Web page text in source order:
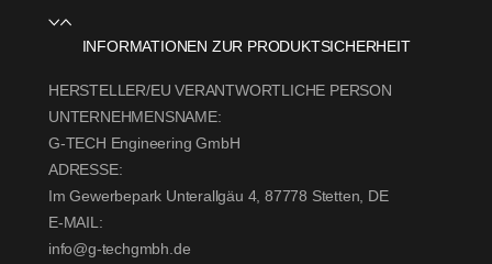
INFORMATIONEN ZUR PRODUKTSICHERHEIT
HERSTELLER/EU VERANTWORTLICHE PERSON
UNTERNEHMENSNAME:
G-TECH Engineering GmbH
ADRESSE:
Im Gewerbepark Unterallgäu 4, 87778 Stetten, DE
E-MAIL:
info@g-techgmbh.de